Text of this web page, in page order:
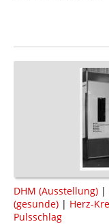
DHM (Ausstellung) |
(gesunde) | Herz-
Pulsschlag